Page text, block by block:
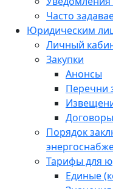
Часто
Юридическим
Личный
Закупки
Анонсы
Перечни
Договоры
Порядок
Тарифы для
Единые